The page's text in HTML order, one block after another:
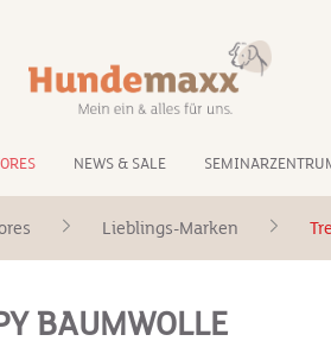
NEWS & SALE
Lieblings-Marken
BAUMWOLLE